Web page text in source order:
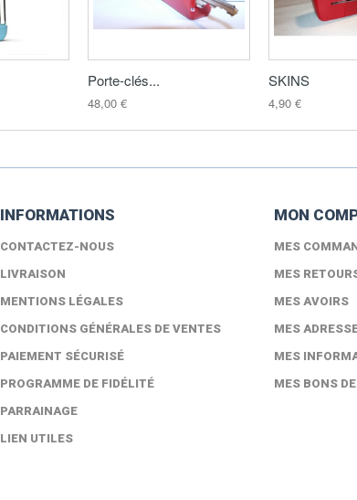
Porte-clés...
48,00 €
SKINS
4,90 €
INFORMATIONS
CONTACTEZ-NOUS
LIVRAISON
MENTIONS LÉGALES
CONDITIONS GÉNÉRALES DE VENTES
PAIEMENT SÉCURISÉ
PROGRAMME DE FIDÉLITÉ
PARRAINAGE
LIEN UTILES
MON
MES
MES
MES AVOIRS
MES
MES
MES BONS